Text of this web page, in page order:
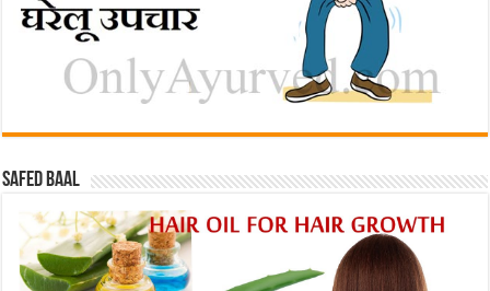
Safed baal